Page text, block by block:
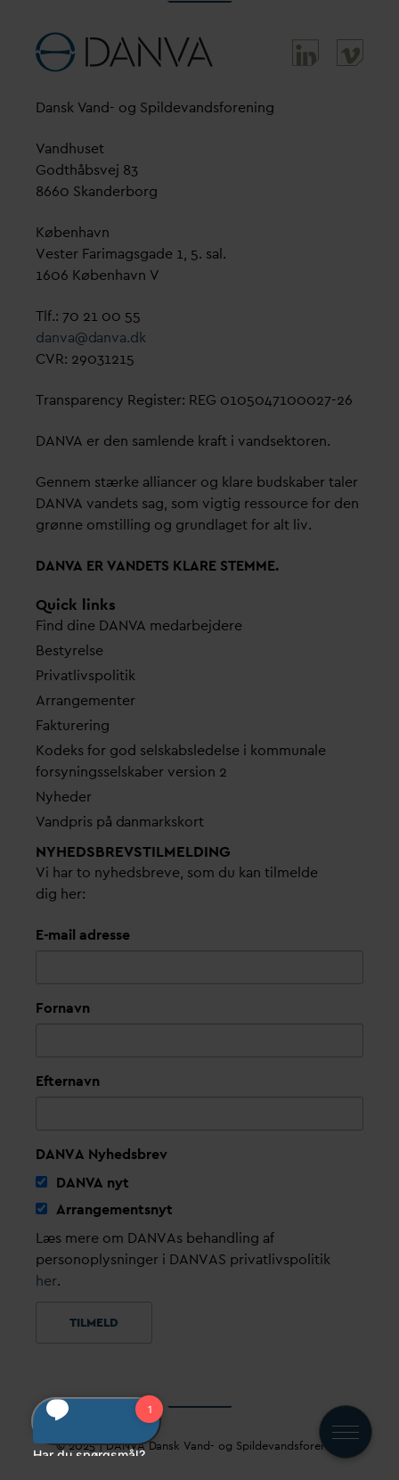
Dansk Vand- og Spildevandsforening
Vandhuset
Godthåbsvej 83
8660 Skanderborg
København
Vester Farimagsgade 1, 5. sal.
1606 København V
Tlf.: 70 21 00 55
danva@danva.dk
CVR: 29031215
Transparency Register: REG 0105047100027-26
DANVA er den samlende kraft i vandsektoren.
Gennem stærke alliancer og klare budskaber taler
DANVA vandets sag, som vigtig ressource for den
grønne omstilling og grundlaget for alt liv.
DANVA ERVANDETS KLARE STEMME.
Quick links
Find dine DANVA medarbejdere
Bestyrelse
Privatlivspolitik
Arrangementer
Fakturering
Kodeks for god selskabsledelse i kommunale
forsyningsselskaber version 2
Nyheder
Vandpris på danmarkskort
NYHEDSBREVS­TILMELDING
Vi har to nyhedsbreve, som du kan tilmelde
dig her:
E-mail adresse
Fornavn
Efternavn
DANVA Nyhedsbrev
DANVA nyt
Arrangementsnyt
Læs mere om DANVAs behandling af
personoplysninger i DANVAS privatlivspolitik
her.
© 2025 |DANVADanskVand- og Spildevandsforening